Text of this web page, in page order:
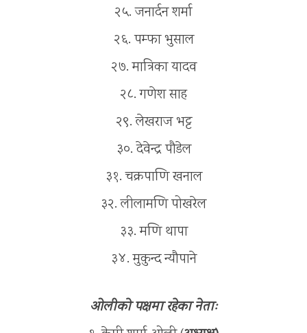
२५. जनार्दन शर्मा
२६. पम्फा भुसाल
२७. मात्रिका यादव
२८. गणेश साह
२९. लेखराज भट्ट
३०. देवेन्द्र पौडेल
३१. चक्रपाणि खनाल
३२. लीलामणि पोखरेल
३३. मणि थापा
३४. मुकुन्द न्यौपाने
ओलीको पक्षमा रहेका नेताः